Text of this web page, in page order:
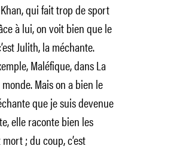
qui fait trop de sport
à lui, on voit bien que le
Julith, la méchante.
Maléfique, dans La
Mais on a bien le
que je suis devenue
elle raconte bien les
; du coup, c’est